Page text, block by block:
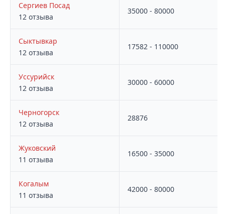
Сергиев Посад
12 отзыва
35000 - 80000
Сыктывкар
12 отзыва
17582 - 110000
Уссурийск
12 отзыва
30000 - 60000
Черногорск
12 отзыва
28876
Жуковский
11 отзыва
16500 - 35000
Когалым
11 отзыва
42000 - 80000